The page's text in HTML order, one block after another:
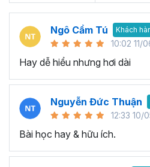
Ngô Cẩm Tú Khách
10:02 11/
Hay dễ hiểu nhưng hơi dài
Nguyễn Đức Thuận
12:33 10/
Bài học hay & hữu ích.